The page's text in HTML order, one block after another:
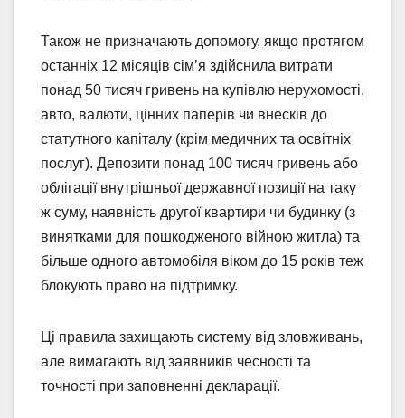
Також не призначають допомогу, якщо протягом
останніх 12 місяців сім’я здійснила витрати
понад 50 тисяч гривень на купівлю нерухомості,
авто, валюти, цінних паперів чи внесків до
статутного капіталу (крім медичних та освітніх
послуг). Депозити понад 100 тисяч гривень або
облігації внутрішньої державної позиції на таку
ж суму, наявність другої квартири чи будинку (з
винятками для пошкодженого війною житла) та
більше одного автомобіля віком до 15 років теж
блокують право на підтримку.
Ці правила захищають систему від зловживань,
але вимагають від заявників чесності та
точності при заповненні декларації.